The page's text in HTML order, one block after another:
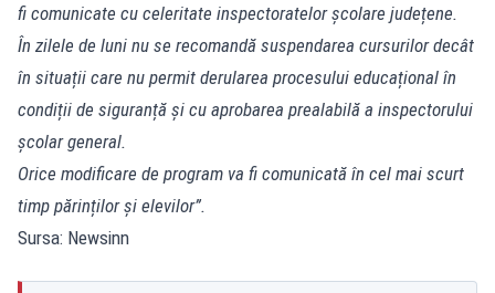
fi comunicate cu celeritate inspectoratelor școlare județene.
În zilele de luni nu se recomandă suspendarea cursurilor decât
în situații care nu permit derularea procesului educațional în
condiții de siguranță și cu aprobarea prealabilă a inspectorului
școlar general.
Orice modificare de program va fi comunicată în cel mai scurt
timp părinților și elevilor”.
Sursa: Newsinn